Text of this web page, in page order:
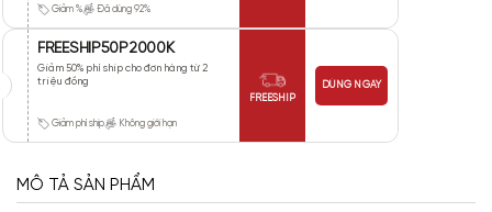
Giảm % Đã dùng 92%
FREESHIP50P2000K
Giảm 50% phí ship cho đơn hàng từ 2
triệu đồng
Giảm phí ship Không giới hạn
FREESHIP
DÙNG NGAY
MÔ TẢ SẢN PHẨM